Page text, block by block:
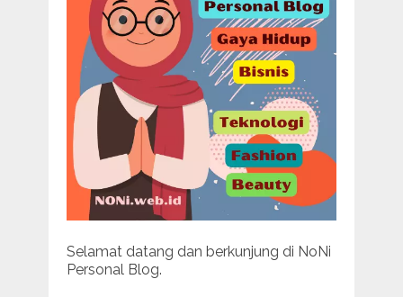
Selamat datang dan berkunjung di NoNi
Personal Blog.